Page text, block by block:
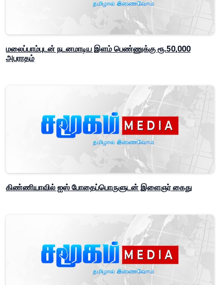
மலைப்பாம்புடன் நடனமாடிய இளம் பெண்ணுக்கு ரூ.50,000
அபராதம்
கிண்ணியாவில் ஐஸ் போதைப்பொருளுடன் இளைஞர் கைது